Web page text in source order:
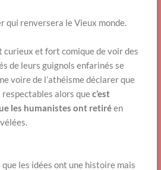
qui renversera le Vieux monde.
curieux et fort comique de voir des
de leurs guignols enfarinés se
voire de l’athéisme déclarer que
alors quec’est
les humanistes ont retiréen
les idées ont une histoire mais